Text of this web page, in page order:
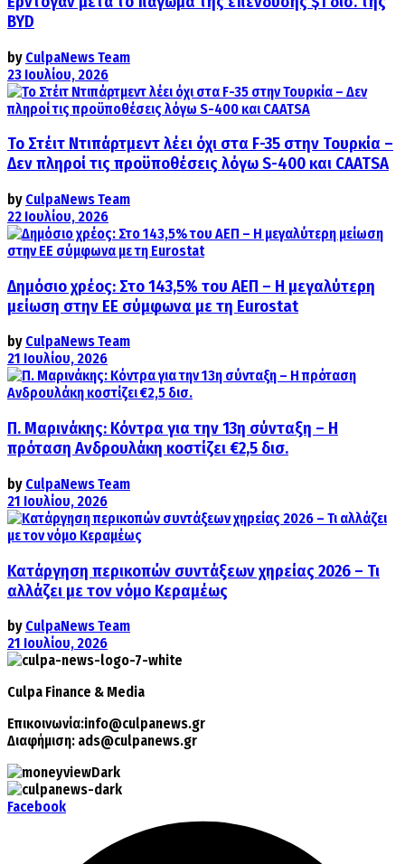
BYD
by CulpaNews Team
23 Ιουλίου, 2026
Το Στέιτ Ντιπάρτμεντ λέει όχι στα F-35 στην Τουρκία –
Δεν πληροί τις προϋποθέσεις λόγω S-400 και CAATSA
by CulpaNews Team
22 Ιουλίου, 2026
Δημόσιο χρέος: Στο 143,5% του ΑΕΠ – Η μεγαλύτερη
μείωση στην ΕΕ σύμφωνα με τη Eurostat
by CulpaNews Team
21 Ιουλίου, 2026
Π. Μαρινάκης: Κόντρα για την 13η σύνταξη – Η
πρόταση Ανδρουλάκη κοστίζει €2,5 δισ.
by CulpaNews Team
21 Ιουλίου, 2026
Κατάργηση περικοπών συντάξεων χηρείας 2026 – Τι
αλλάζει με τον νόμο Κεραμέως
by CulpaNews Team
21 Ιουλίου, 2026
Culpa Finance & Media
Επικοινωνία:info@culpanews.gr
Διαφήμιση: ads@culpanews.gr
Facebook